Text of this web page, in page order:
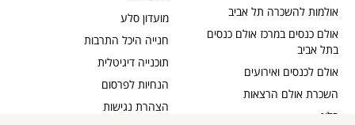
מועדון סלע
חנייה היכל התרבות
תוכנייה דיגיטלית
הנחיות לפרסום
הצהרת נגישות
אולמות להשכרה תל אביב
אולם כנסים במרכז אולם כנסים
בתל אביב
אולם לכנסים ואירועים
השכרת אולם הרצאות
בלוג